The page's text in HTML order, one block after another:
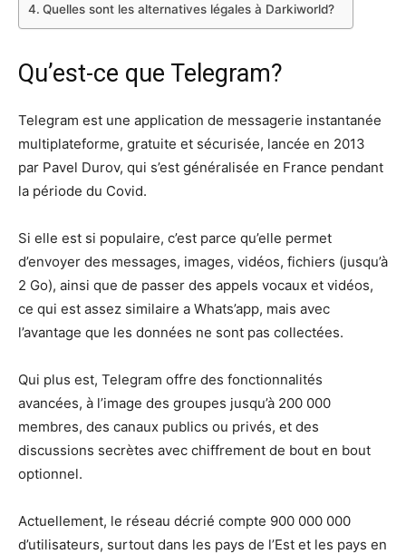
Quelles sont les alternatives légales à Darkiworld?
Qu’est-ce que Telegram?
Telegram est une application de messagerie instantanée
multiplateforme, gratuite et sécurisée, lancée en 2013
par Pavel Durov, qui s’est généralisée en France pendant
la période du Covid.
Si elle est si populaire, c’est parce qu’elle permet
d’envoyer des messages, images, vidéos, fichiers (jusqu’à
2 Go), ainsi que de passer des appels vocaux et vidéos,
ce qui est assez similaire a Whats’app, mais avec
l’avantage que les données ne sont pas collectées.
Qui plus est, Telegram offre des fonctionnalités
avancées, à l’image des groupes jusqu’à 200 000
membres, des canaux publics ou privés, et des
discussions secrètes avec chiffrement de bout en bout
optionnel.
Actuellement, le réseau décrié compte 900 000 000
d’utilisateurs, surtout dans les pays de l’Est et les pays en